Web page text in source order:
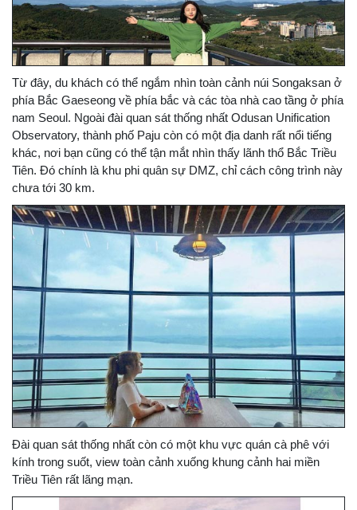
Từ đây, du khách có thể ngắm nhìn toàn cảnh núi Songaksan ở
phía Bắc Gaeseong về phía bắc và các tòa nhà cao tầng ở phía
nam Seoul. Ngoài đài quan sát thống nhất Odusan Unification
Observatory, thành phố Paju còn có một địa danh rất nổi tiếng
khác, nơi bạn cũng có thể tận mắt nhìn thấy lãnh thổ Bắc Triều
Tiên. Đó chính là khu phi quân sự DMZ, chỉ cách công trình này
chưa tới 30 km.
Đài quan sát thống nhất còn có một khu vực quán cà phê với
kính trong suốt, view toàn cảnh xuống khung cảnh hai miền
Triều Tiên rất lãng mạn.